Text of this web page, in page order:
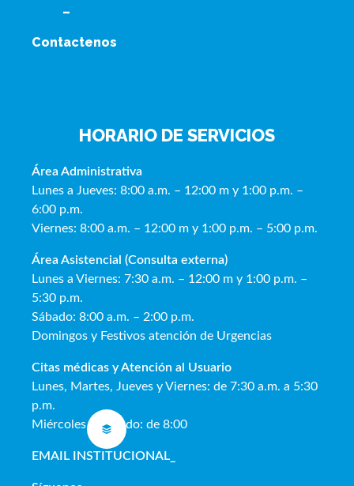
–
Contactenos
HORARIO DE SERVICIOS
Área Administrativa
Lunes a Jueves: 8:00 a.m. – 12:00 m y 1:00 p.m. –
6:00 p.m.
Viernes: 8:00 a.m. – 12:00 m y 1:00 p.m. – 5:00 p.m.
Área Asistencial (Consulta externa)
Lunes a Viernes: 7:30 a.m. – 12:00 m y 1:00 p.m. –
5:30 p.m.
Sábado: 8:00 a.m. – 2:00 p.m.
Domingos y Festivos atención de Urgencias
Citas médicas y Atención al Usuario
Lunes, Martes, Jueves y Viernes: de 7:30 a.m. a 5:30
p.m.
Miércoles y Sábado: de 8:00
EMAIL INSTITUCIONAL